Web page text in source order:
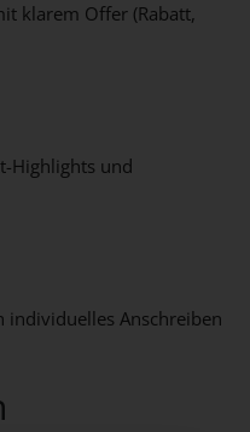
klarem Offer (Rabatt,
Highlights und
individuelles Anschreiben